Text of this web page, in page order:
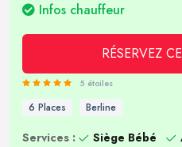
Infos chauffeur
RÉSERVEZ
5 étoiles
6 Places Berline
Services : Siège Bébé